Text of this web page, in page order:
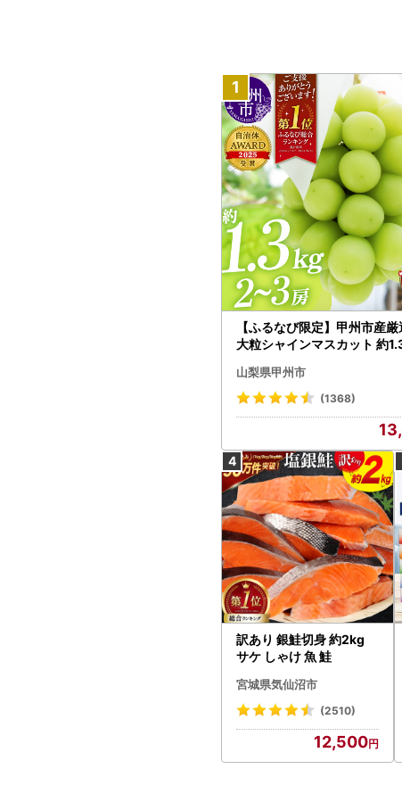
【ふるなび限定】甲州市産
大粒シャインマスカット 約
472 FN-Limited-VO シャイン
カット フルーツ
山梨県甲州市
(1368)
訳あり 銀鮭切身 約2kg
サケ しゃけ 魚 鮭
宮城県気仙沼市
(2510)
12,500